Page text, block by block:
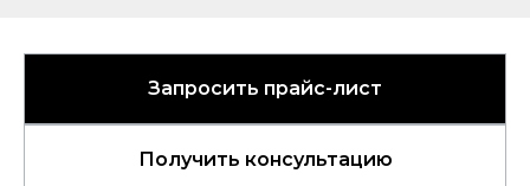
Запросить прайс-лист
Получить консультацию